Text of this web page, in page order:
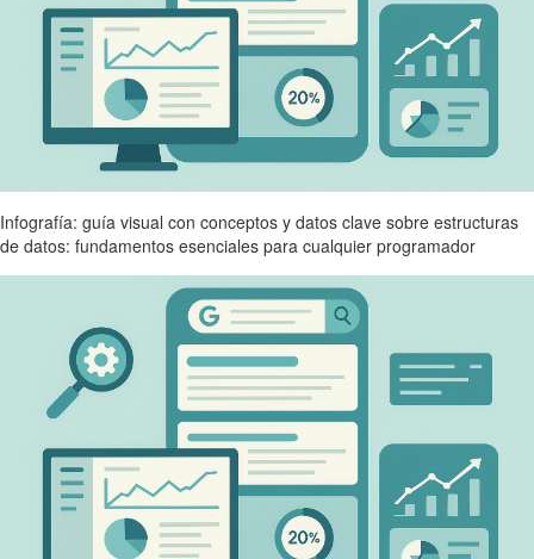
Infografía: guía visual con conceptos y datos clave sobre estructuras
de datos: fundamentos esenciales para cualquier programador